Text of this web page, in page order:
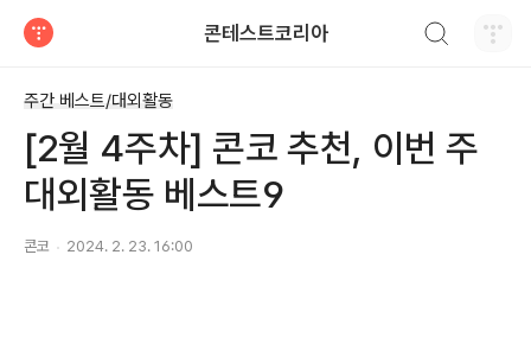
콘테스트코리아
주간 베스트/대외활동
[2월 4주차] 콘코 추천, 이번 주
대외활동 베스트9
콘코 2024. 2. 23. 16:00